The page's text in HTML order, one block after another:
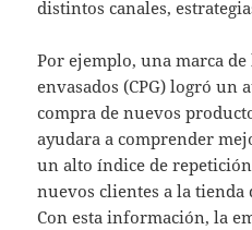
distintos canales,
Por ejemplo, una marca
envasados (CPG) logró un
compra de nuevos
ayudara a comprender
un alto índice de
nuevos clientes a la tienda
Con esta información, la